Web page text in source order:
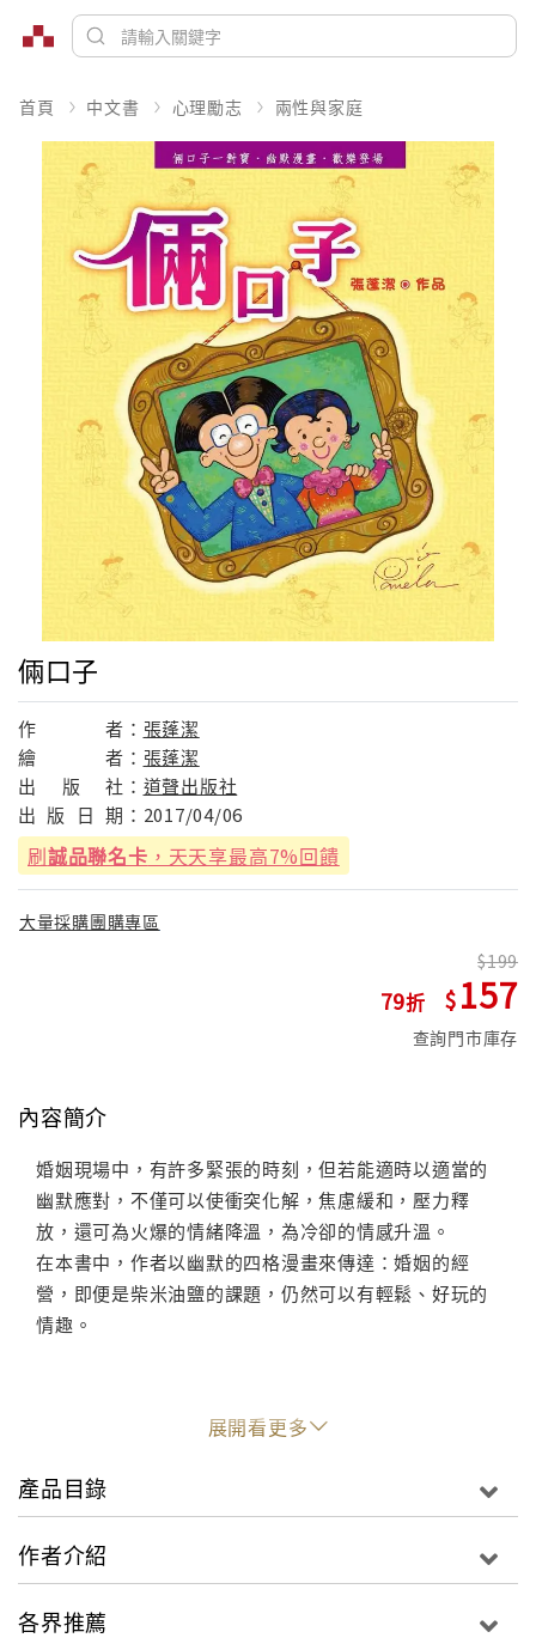
首頁 中文書 心理勵志 兩性與家庭
倆口子
作 者： 張蓬潔
繪
者： 張蓬潔
出
版 社： 道聲出版社
出 版 日 期： 2017/04/06
刷誠品聯名卡 ，天天享最高7%回饋
大量採購團購專區
79
199
157
查詢門市庫存
內容簡介
婚姻現場中，有許多緊張的時刻，但若能適時以適當的
幽默應對，不僅可以使衝突化解，焦慮緩和，壓力釋
放，還可為火爆的情緒降溫，為冷卻的情感升溫。
在本書中，作者以幽默的四格漫畫來傳達：婚姻的經
營，即便是柴米油鹽的課題，仍然可以有輕鬆、好玩的
情趣。
展開看更多
產品目錄
作者介紹
各界推薦